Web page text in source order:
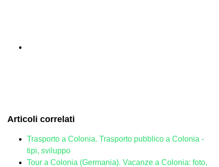
Articoli correlati
Trasporto a Colonia. Trasporto pubblico a Colonia -
tipi, sviluppo
Tour a Colonia (Germania). Vacanze a Colonia: foto,